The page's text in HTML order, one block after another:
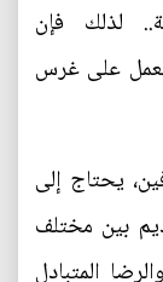
لذلك فإن
على غرس
يحتاج إلى
بين مختلف
المتبادل